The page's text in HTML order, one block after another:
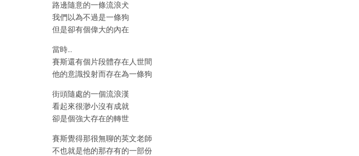
路邊隨意的一條流浪犬
我們以為不過是一條狗
但是卻有個偉大的內在
當時…
賽斯還有個片段體存在人世間
他的意識投射而存在為一條狗
街頭隨處的一個流浪漢
看起來很渺小沒有成就
卻是個強大存在的轉世
賽斯覺得那很無聊的英文老師
不也就是他的那存有的一部份